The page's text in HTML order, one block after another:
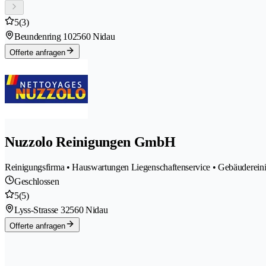
5(3)
Beundenring 102560 Nidau
Offerte anfragen
Nuzzolo Reinigungen GmbH
Reinigungsfirma • Hauswartungen Liegenschaftenservice •
Geschlossen
5(5)
Lyss-Strasse 32560 Nidau
Offerte anfragen